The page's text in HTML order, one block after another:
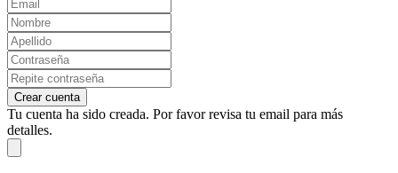
Crear cuenta
Tu cuenta ha sido creada. Por favor revisa tu email para más
detalles.